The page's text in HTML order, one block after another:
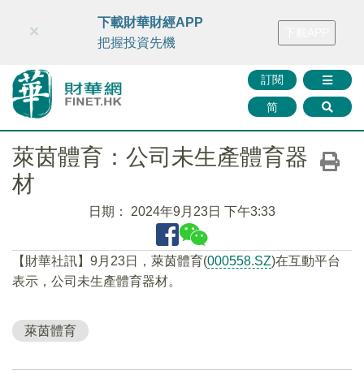
財華智庫網 FINTV FINMETA 財華證券 媒體矩陣
訂閱
简
×
下載財華財經APP
把握投資先機
萊茵體育：公司未生產體育器
材
日期： 2024年9月23日 下午3:33
【財華社訊】9月23日，萊茵體育(000558.SZ)在互動平台
表示，公司未生產體育器材。
萊茵體育